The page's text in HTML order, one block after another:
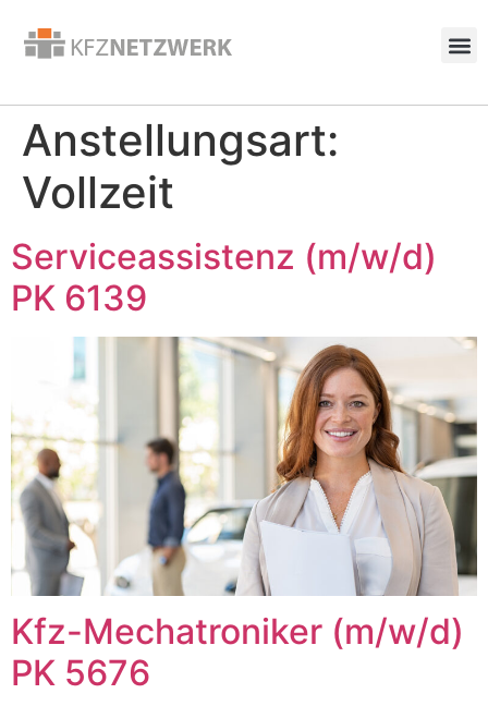
Anstellungsart:
Vollzeit
Serviceassistenz (m/w/d)
PK 6139
Kfz-Mechatroniker (m/w/d)
PK 5676